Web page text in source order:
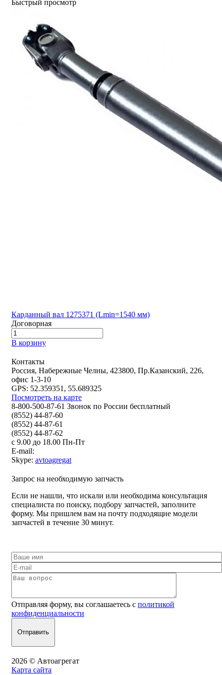
Быстрый просмотр
Карданный вал 1275371 (Lmin=1540 мм)
Договорная
В корзину
Контакты
Россия, Набережные Челны, 423800, Пр.Казанский, 226,
офис 1-3-10
GPS: 52.359351, 55.689325
Посмотреть на карте
8-800-500-87-61 Звонок по России бесплатный
(8552) 44-87-60
(8552) 44-87-61
(8552) 44-87-62
с 9.00 до 18.00 Пн-Пт
E-mail:
Skype: avtoagregat
Запрос на необходимую запчасть
Если не нашли, что искали или необходима консультация
специалиста по поиску, подбору запчастей, заполните
форму. Мы пришлем вам на почту подходящие модели
запчастей в течение 30 минут.
Отправляя форму, вы соглашаетесь с политикой
конфиденциальности
2026 © Автоагрегат
Карта сайта